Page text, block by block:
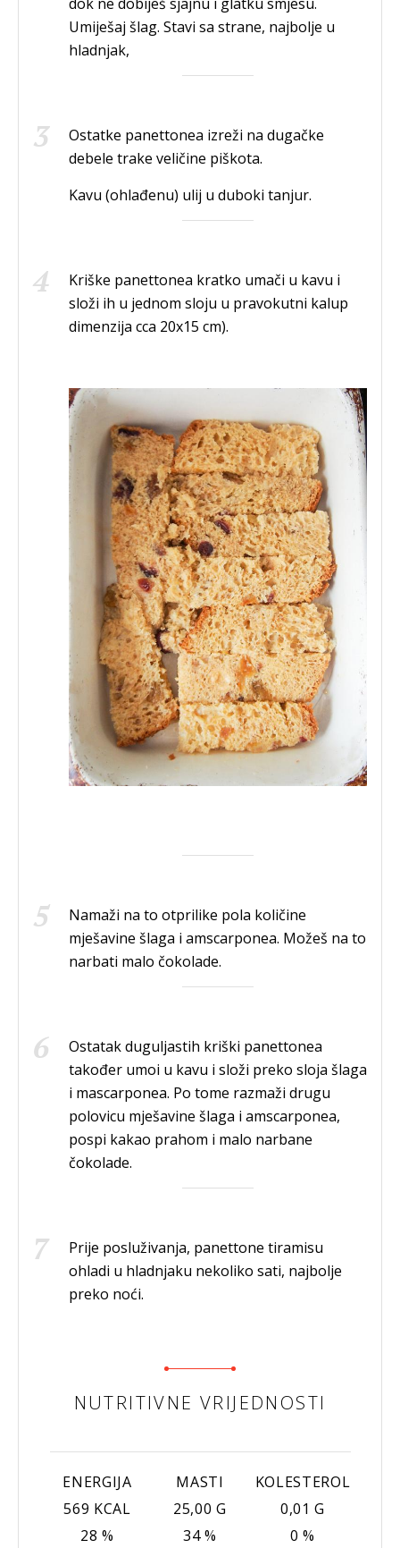
Umiješaj šlag. Stavi sa strane, najbolje u
hladnjak,
Ostatke panettonea izreži na dugačke
debele trake veličine piškota.
Kavu (ohlađenu) ulij u duboki tanjur.
Kriške panettonea kratko umači u kavu i
složi ih u jednom sloju u pravokutni kalup
dimenzija cca 20x15 cm).
Namaži na to otprilike pola količine
mješavine šlaga i amscarponea. Možeš na to
narbati malo čokolade.
Ostatak duguljastih kriški panettonea
također umoi u kavu i složi preko sloja šlaga
i mascarponea. Po tome razmaži drugu
polovicu mješavine šlaga i amscarponea,
pospi kakao prahom i malo narbane
čokolade.
Prije posluživanja, panettone tiramisu
ohladi u hladnjaku nekoliko sati, najbolje
preko noći.
NUTRITIVNE VRIJEDNOSTI
ENERGIJA
569 KCAL
28 %
MASTI
25,00 G
34 %
KOLESTEROL
0,01 G
0 %